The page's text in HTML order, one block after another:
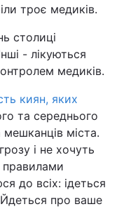
троє медиків.
столиці
- лікуються
медикiв.
киян, яких
та середнього
мешканців міста.
і не хочуть
правилами
до всіх: ідеться
про ваше